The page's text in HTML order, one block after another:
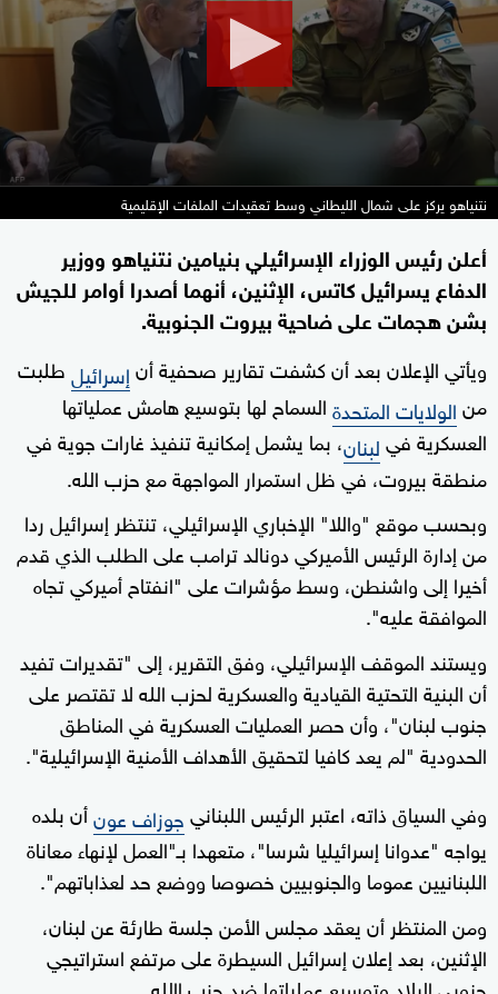
seconds
نتنياهو يركز على شمال الليطاني وسط تعقيدات الملفات الإقليمية
أعلن رئيس الوزراء الإسرائيلي بنيامين نتنياهو ووزير
الدفاع يسرائيل كاتس، الإثنين، أنهما أصدرا أوامر للجيش
بشن هجمات على ضاحية بيروت الجنوبية.
ويأتي الإعلان بعد أن كشفت تقارير صحفية أنإسرائيلطلبت
منالولايات المتحدةالسماح لها بتوسيع هامش عملياتها
العسكرية فيلبنان، بما يشمل إمكانية تنفيذ غارات جوية في
منطقة بيروت، في ظل استمرار المواجهة مع حزب الله.
وبحسب موقع "واللا" الإخباري الإسرائيلي، تنتظر إسرائيل ردا
من إدارة الرئيس الأميركي دونالد ترامب على الطلب الذي قدم
أخيرا إلى واشنطن، وسط مؤشرات على "انفتاح أميركي تجاه
الموافقة عليه".
ويستند الموقف الإسرائيلي، وفق التقرير، إلى "تقديرات تفيد
أن البنية التحتية القيادية والعسكرية لحزب الله لا تقتصر على
جنوب لبنان"، وأن حصر العمليات العسكرية في المناطق
الحدودية "لم يعد كافيا لتحقيق الأهداف الأمنية الإسرائيلية".
وفي السياق ذاته، اعتبر الرئيس اللبنانيجوزاف عونأن بلده
يواجه "عدوانا إسرائيليا شرسا"، متعهدا بـ"العمل لإنهاء معاناة
اللبنانيين عموما والجنوبيين خصوصا ووضع حد لعذاباتهم".
ومن المنتظر أن يعقد مجلس الأمن جلسة طارئة عن لبنان،
الإثنين، بعد إعلان إسرائيل السيطرة على مرتفع استراتيجي
جنوبي البلاد وتوسيع عملياتها ضد حزب االله.